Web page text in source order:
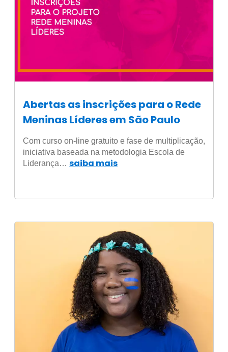
Abertas as inscrições para o Rede
Meninas Líderes em São Paulo
Com curso on-line gratuito e fase de multiplicação,
iniciativa baseada na metodologia Escola de
Liderança… saiba mais